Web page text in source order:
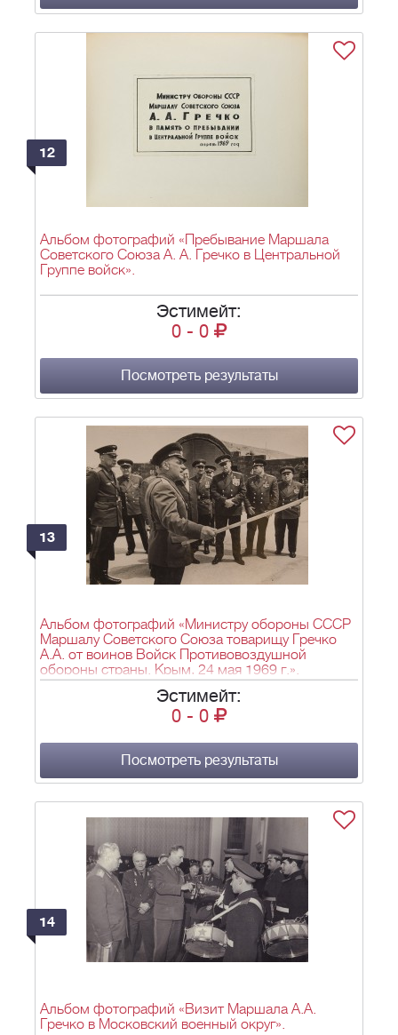
12
Альбом фотографий «Пребывание Маршала
Советского Союза А. А. Гречко в Центральной
Группе войск».
Эстимейт:
0 - 0
Посмотреть результаты
13
Альбом фотографий «Министру обороны СССР
Маршалу Советского Союза товарищу Гречко
А.А. от воинов Войск Противовоздушной
обороны страны. Крым, 24 мая 1969 г.».
Эстимейт:
0 - 0
Посмотреть результаты
14
Альбом фотографий «Визит Маршала А.А.
Гречко в Московский военный округ».